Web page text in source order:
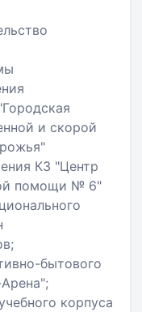
и скорой
КЗ "Центр
помощи № 6"
бытового
корпуса